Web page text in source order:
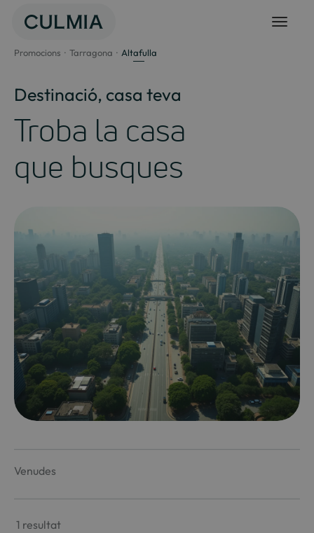
Promocions Tarragona Altafulla
Destinació, casa teva
Troba la casa
que busques
Venudes
1 resultat